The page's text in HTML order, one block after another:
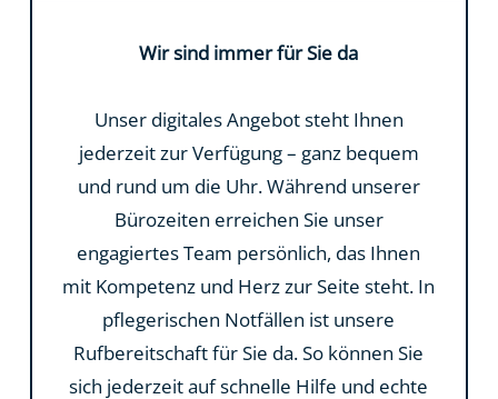
Wir sind immer für Sie da
Unser digitales Angebot steht Ihnen
jederzeit zur Verfügung – ganz bequem
und rund um die Uhr. Während unserer
Bürozeiten erreichen Sie unser
engagiertes Team persönlich, das Ihnen
mit Kompetenz und Herz zur Seite steht. In
pflegerischen Notfällen ist unsere
Rufbereitschaft für Sie da. So können Sie
sich jederzeit auf schnelle Hilfe und echte